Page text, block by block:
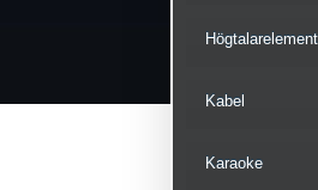
Högtalarelement
Kabel
Karaoke